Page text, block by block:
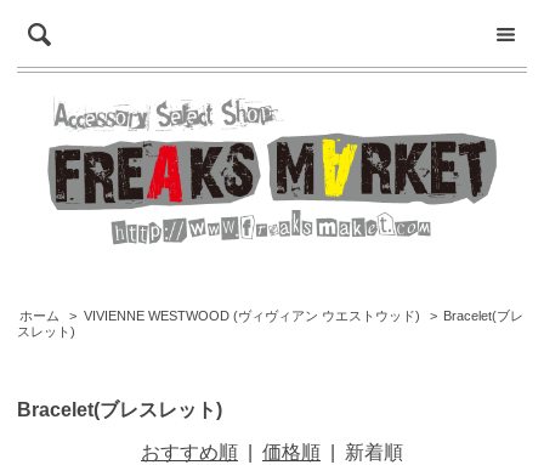
ホーム > VIVIENNE WESTWOOD (ヴィヴィアン ウエストウッド) > Bracelet(ブレ
スレット)
Bracelet(ブレスレット)
おすすめ順 価格順 新着順